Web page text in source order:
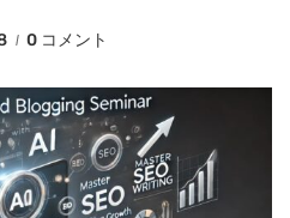
0 コメント